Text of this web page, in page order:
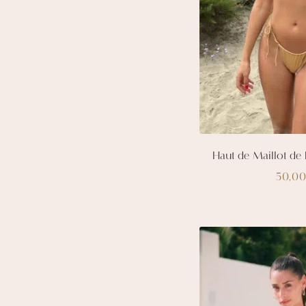
Haut de Maillot de
50,00